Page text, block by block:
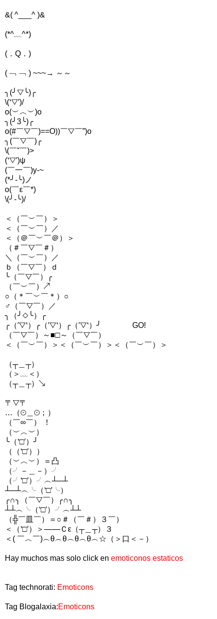
&( ^___^ )&
(*^﹏^*)
(．Q．)
( ﹁ ﹁ ) ~~~→ ～～
╮(╯▽╰)╭
\(‵▽′)/
o(︶︿︶)o
╮(╯3╰)╭
o(#￣▽￣)==O))￣▽￣”)o
╮(￣▽￣)╭
\(￣ˇ￣)>
(‵▽′)ψ
(￣一￣)y-~
(*╯-╰)ノ
o(￣ε￣*)
\(╯-╰)/
＜（￣︶￣）＞
＜（￣︶￣）／
＜（＠￣︶￣＠）＞
（＃￣▽￣＃）
＼（￣︶￣）／
ｂ（￣▽￣）ｄ
╰（￣▽￣）╭
（￣︶￣）↗
○（＊￣︶￣＊）○
♂（￣▽￣）／
╮（╯◇╰）╭
╭（′▽‵）╭（′▽‵）╭（′▽‵）╯ GO!
（￣▽￣）～■□～（￣▽￣）
＜（￣︶￣）＞＜（￣︶￣）＞＜（￣︶￣）＞
（┬＿┬）
（＞﹏＜）
（┬＿┬）↘
〒▽〒
…（⊙＿⊙；）
（￣∞￣） ！
（︶︿︶）
╰（‵□′）╯
（（‵□′））
（︶︿︶）＝凸
（╯－＿－）╯
（╯‵□′）╯︵┴─┴
┴─┴︵╰（‵□′╰）
╭∩╮（￣▽￣）╭∩╮
┴┴︵╰（‵□′）╯︵┴┴
（╬￣皿￣）＝○＃（￣＃）３￣）
＜（‵□′）＞───Ｃε（┬＿┬）３
＜( ￣︿￣)︵θ︵θ︵θ︵θ︵☆（＞口＜－）
Hay muchos mas solo click en emoticonos estaticos
Tag technorati: Emoticons
Tag Blogalaxia:Emoticons